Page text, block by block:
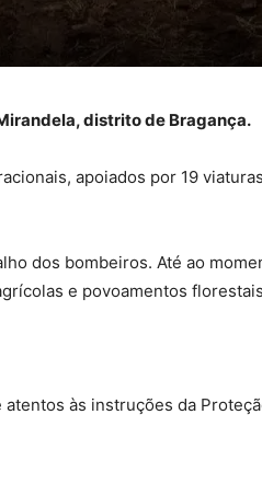
distrito de Bragança.
apoiados por 19
dos bombeiros. Até ao
e povoamentos
às instruções da